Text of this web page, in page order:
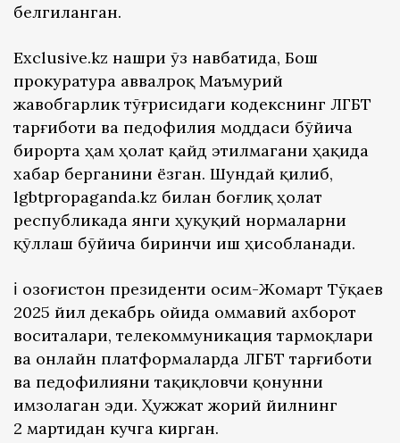
белгиланган.
Exclusive.kz нашри ўз навбатида, Бош
прокуратура аввалроқ Маъмурий
жавобгарлик тўғрисидаги кодекснинг ЛГБТ
тарғиботи ва педофилия моддаси бўйича
бирорта ҳам ҳолат қайд этилмагани ҳақида
хабар берганини ёзган. Шундай қилиб,
lgbtpropaganda.kz билан боғлиқ ҳолат
республикада янги ҳуқуқий нормаларни
қўллаш бўйича биринчи иш ҳисобланади.
ℹ️ Қозоғистон президенти Қосим-Жомарт Тўқаев
2025 йил декабрь ойида оммавий ахборот
воситалари, телекоммуникация тармоқлари
ва онлайн платформаларда ЛГБТ тарғиботи
ва педофилияни тақиқловчи қонунни
имзолаган эди. Ҳужжат жорий йилнинг
2 мартидан кучга кирган.